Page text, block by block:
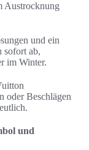
Austrocknung
und ein
sofort ab,
im Winter.
oder Beschlägen
und